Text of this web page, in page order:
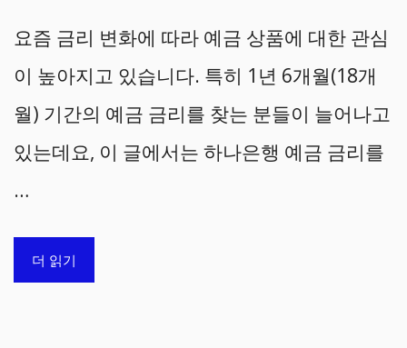
요즘 금리 변화에 따라 예금 상품에 대한 관심
이 높아지고 있습니다. 특히 1년 6개월(18개
월) 기간의 예금 금리를 찾는 분들이 늘어나고
있는데요, 이 글에서는 하나은행 예금 금리를
…
더 읽기